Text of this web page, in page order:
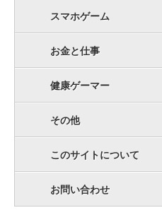
スマホゲーム
お金と仕事
健康ゲーマー
その他
このサイトについて
お問い合わせ